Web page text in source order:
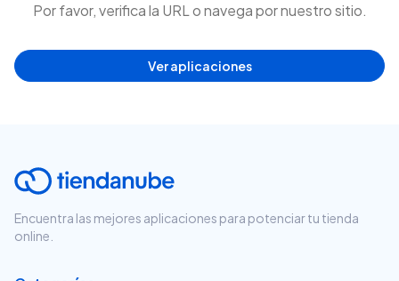
Por favor, verifica la URL o navega por nuestro sitio.
Ver aplicaciones
Encuentra las mejores aplicaciones para potenciar tu tienda
online.